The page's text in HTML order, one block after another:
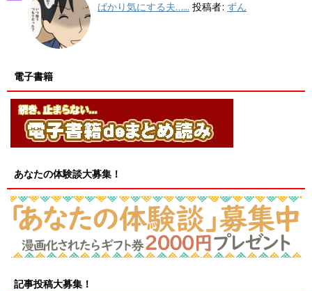
ばかり気にする夫…... 投稿者: ずん
電子書籍
あなたの体験談大募集！
記事投稿大募集！